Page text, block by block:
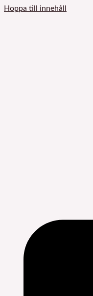
Hoppa till innehåll